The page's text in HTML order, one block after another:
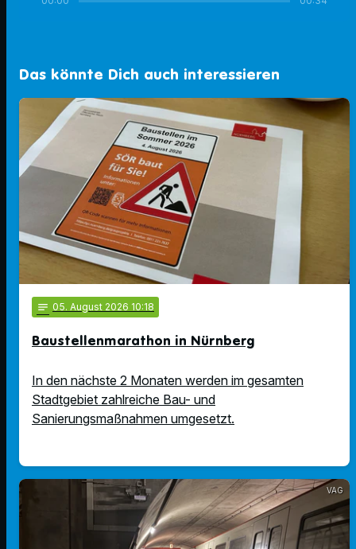
Das könnte Dich auch interessieren
notes 05. August 2026 10:18
Baustellenmarathon in Nürnberg
In den nächste 2 Monaten werden im gesamten
Stadtgebiet zahlreiche Bau- und
Sanierungsmaßnahmen umgesetzt.
VAG